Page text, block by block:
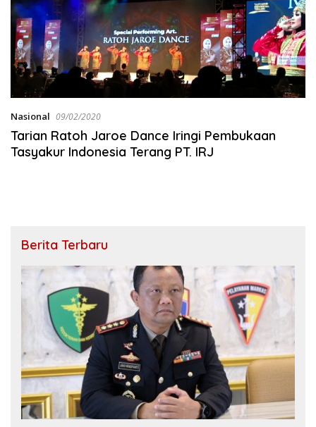
Nasional 09/02/2020
Tarian Ratoh Jaroe Dance Iringi Pembukaan
Tasyakur Indonesia Terang PT. IRJ
Berita Terbaru